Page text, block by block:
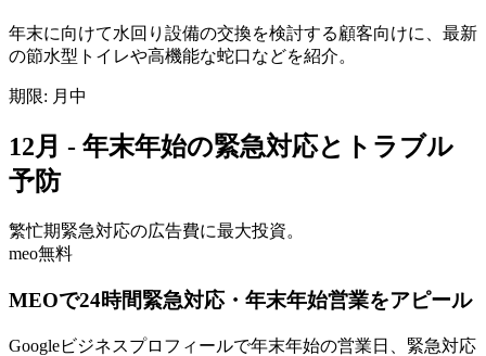
年末に向けて水回り設備の交換を検討する顧客向けに、最新
の節水型トイレや高機能な蛇口などを紹介。
期限: 月中
12月 - 年末年始の緊急対応とトラブル
予防
繁忙期緊急対応の広告費に最大投資。
meo無料
MEOで24時間緊急対応・年末年始営業をアピール
Googleビジネスプロフィールで年末年始の営業日、緊急対応